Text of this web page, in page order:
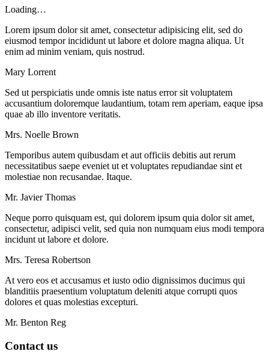
Loading…
Lorem ipsum dolor sit amet, consectetur adipisicing elit, sed do
eiusmod tempor incididunt ut labore et dolore magna aliqua. Ut
enim ad minim veniam, quis nostrud.
Mary Lorrent
Sed ut perspiciatis unde omnis iste natus error sit voluptatem
accusantium doloremque laudantium, totam rem aperiam, eaque ipsa
quae ab illo inventore veritatis.
Mrs. Noelle Brown
Temporibus autem quibusdam et aut officiis debitis aut rerum
necessitatibus saepe eveniet ut et voluptates repudiandae sint et
molestiae non recusandae. Itaque.
Mr. Javier Thomas
Neque porro quisquam est, qui dolorem ipsum quia dolor sit amet,
consectetur, adipisci velit, sed quia non numquam eius modi tempora
incidunt ut labore et dolore.
Mrs. Teresa Robertson
At vero eos et accusamus et iusto odio dignissimos ducimus qui
blanditiis praesentium voluptatum deleniti atque corrupti quos
dolores et quas molestias excepturi.
Mr. Benton Reg
Contact us